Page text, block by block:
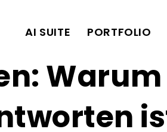
AI SUITE PORTFOLIO